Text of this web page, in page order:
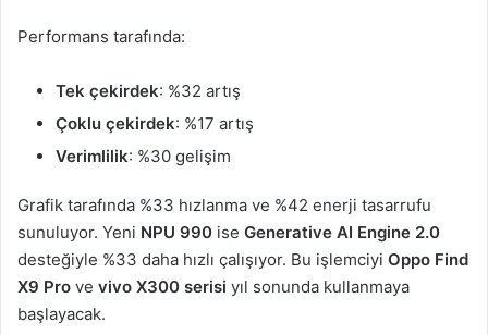
Performans tarafında:
Tek çekirdek: %32 artış
Çoklu çekirdek: %17 artış
Verimlilik: %30 gelişim
Grafik tarafında %33 hızlanma ve %42 enerji tasarrufu
sunuluyor. Yeni NPU 990 ise Generative AI Engine 2.0
desteğiyle %33 daha hızlı çalışıyor. Bu işlemciyi Oppo Find
X9 Pro ve vivo X300 serisi yıl sonunda kullanmaya
başlayacak.